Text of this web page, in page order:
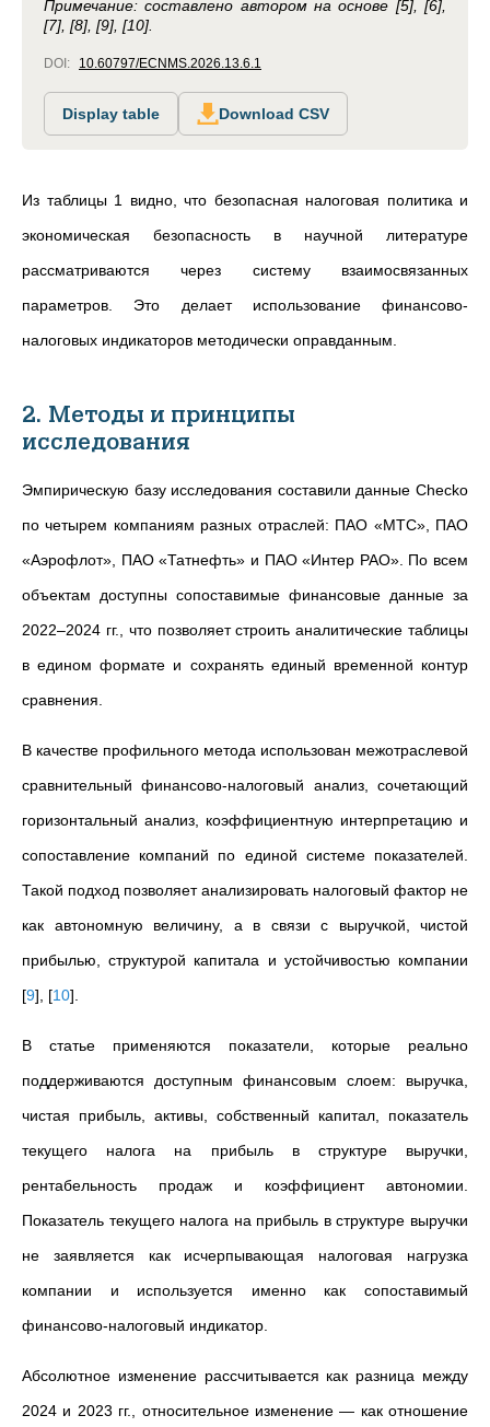
Примечание: составлено автором на основе [5], [6],
[7], [8], [9], [10].
DOI: 10.60797/ECNMS.2026.13.6.1
Display table Download CSV
Из таблицы 1 видно, что безопасная налоговая политика и
экономическая безопасность в научной литературе
рассматриваются через систему взаимосвязанных
параметров. Это делает использование финансово-
налоговых индикаторов методически оправданным.
2. Методы и принципы
исследования
Эмпирическую базу исследования составили данные Checko
по четырем компаниям разных отраслей: ПАО «МТС», ПАО
«Аэрофлот», ПАО «Татнефть» и ПАО «Интер РАО». По всем
объектам доступны сопоставимые финансовые данные за
2022–2024 гг., что позволяет строить аналитические таблицы
в едином формате и сохранять единый временной контур
сравнения.
В качестве профильного метода использован межотраслевой
сравнительный финансово-налоговый анализ, сочетающий
горизонтальный анализ, коэффициентную интерпретацию и
сопоставление компаний по единой системе показателей.
Такой подход позволяет анализировать налоговый фактор не
как автономную величину, а в связи с выручкой, чистой
прибылью, структурой капитала и устойчивостью компании
[9] [10]
В статье применяются показатели, которые реально
поддерживаются доступным финансовым слоем: выручка,
чистая прибыль, активы, собственный капитал, показатель
текущего налога на прибыль в структуре выручки,
рентабельность продаж и коэффициент автономии.
Показатель текущего налога на прибыль в структуре выручки
не заявляется как исчерпывающая налоговая нагрузка
компании и используется именно как сопоставимый
финансово-налоговый индикатор.
Абсолютное изменение рассчитывается как разница между
2024 и 2023 гг., относительное изменение — как отношение